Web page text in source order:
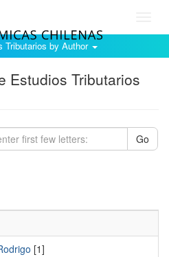
Tributarios by Author
Estudios Tributarios
Go
[1]